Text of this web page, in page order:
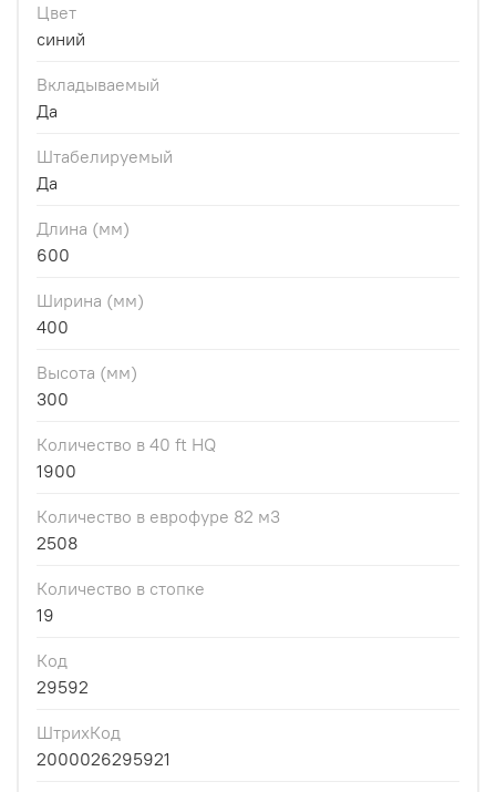
Цвет
синий
Вкладываемый
Да
Штабелируемый
Да
Длина (мм)
600
Ширина (мм)
400
Высота (мм)
300
Количество в 40 ft HQ
1900
Количество в еврофуре 82 м3
2508
Количество в стопке
19
Код
29592
ШтрихКод
2000026295921